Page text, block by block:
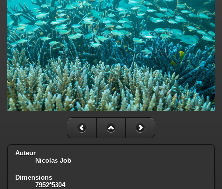
Auteur
Nicolas Job
Dimensions
7952*5304